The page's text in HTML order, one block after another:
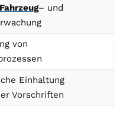
Fahrzeug– und
von
Einhaltung
Vorschriften